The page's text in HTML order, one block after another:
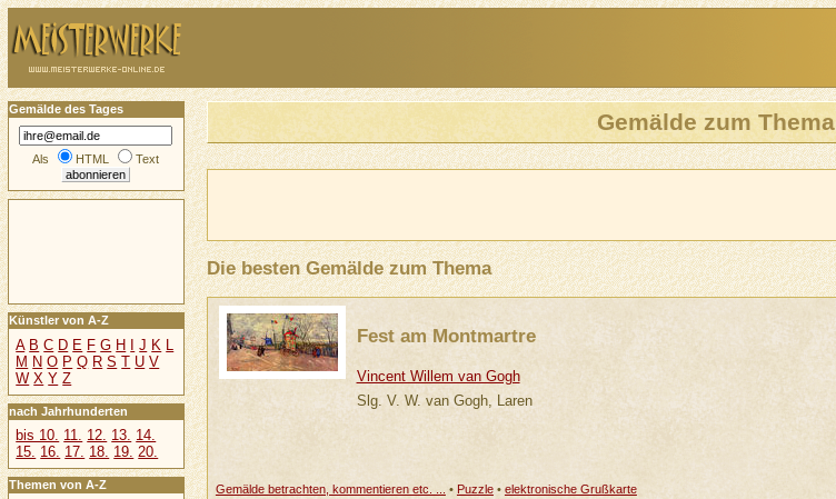
Gemälde zum Thema
Die besten Gemälde zum Thema
Fest am Montmartre
Vincent Willem van Gogh
Slg. V. W. van Gogh, Laren
Gemälde betrachten, kommentieren etc. ...
• Puzzle• elektronische Grußkarte
Gemälde des Tages
Als HTML Text
Künstler von A-Z
A B C D E F G H J K L
M N O P Q R S T U V
W X Y Z
nach Jahrhunderten
bis 10. 11. 12. 13. 14.
15. 16. 17. 18. 19. 20.
Themen von A-Z